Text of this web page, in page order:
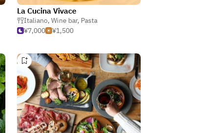
La Cucina Vivace
Italiano, Wine bar, Pasta
¥7,000
¥1,500